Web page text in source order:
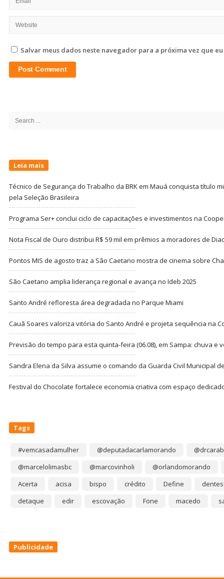
Salvar meus dados neste navegador para a próxima vez que
Search
Leia mais
Técnico de Segurança do Trabalho da BRK em Mauá conquista título
pela Seleção Brasileira
Programa Ser+ conclui ciclo de capacitações e investimentos na
Nota Fiscal de Ouro distribui R$ 59 mil em prêmios a moradores de
Pontos MIS de agosto traz a São Caetano mostra de cinema sobre
São Caetano amplia liderança regional e avança no Ideb 2025
Santo André refloresta área degradada no Parque Miami
Cauã Soares valoriza vitória do Santo André e projeta sequência na
Previsão do tempo para esta quinta-feira (06.08), em Sampa: chuva e
Sandra Elena da Silva assume o comando da Guarda Civil Municipal
Festival do Chocolate fortalece economia criativa com espaço
Tags
#vemcasadamulher @deputadacarlamorando
@marcelolimasbc
@marcovinholi
@orlandomorando
Acerta
acisa bispo crédito Define
dentes
detaque
edir escovação Fone macedo
Publicidade